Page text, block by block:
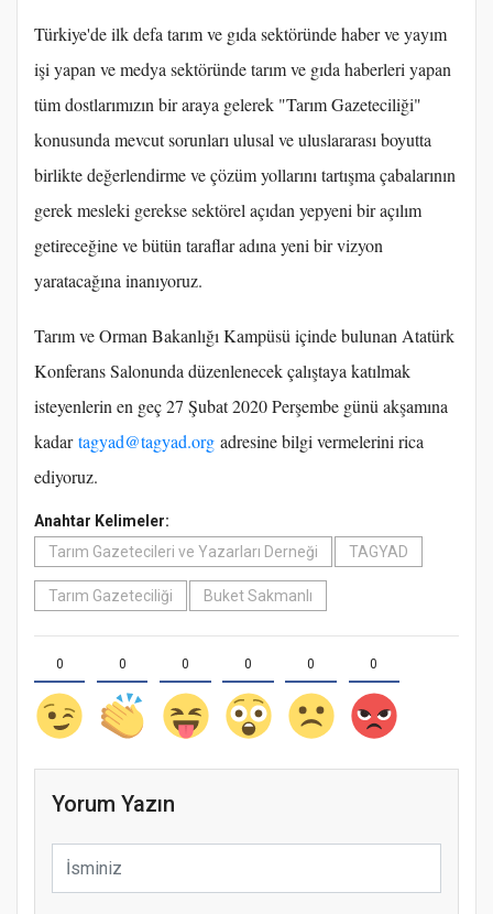
Türkiye'de ilk defa tarım ve gıda sektöründe haber ve yayım
işi yapan ve medya sektöründe tarım ve gıda haberleri yapan
tüm dostlarımızın bir araya gelerek "Tarım Gazeteciliği"
konusunda mevcut sorunları ulusal ve uluslararası boyutta
birlikte değerlendirme ve çözüm yollarını tartışma çabalarının
gerek mesleki gerekse sektörel açıdan yepyeni bir açılım
getireceğine ve bütün taraflar adına yeni bir vizyon
yaratacağına inanıyoruz.
Tarım ve Orman Bakanlığı Kampüsü içinde bulunan Atatürk
Konferans Salonunda düzenlenecek çalıştaya katılmak
isteyenlerin en geç 27 Şubat 2020 Perşembe günü akşamına
kadartagyad@tagyad.org adresine bilgi vermelerini rica
ediyoruz.
Anahtar Kelimeler:
Tarım Gazetecileri ve Yazarları Derneği
TAGYAD
Tarım Gazeteciliği Buket Sakmanlı
0 0 0 0 0 0
Yorum Yazın